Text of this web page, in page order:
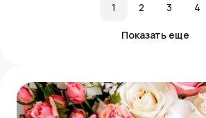
1 2 3 4
Показать еще